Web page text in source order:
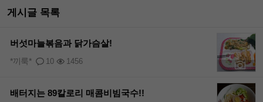
게시글 목록
버섯마늘볶음과 닭가슴살!
10 1456
*끼룩*
배터지는 89칼로리 매콤비빔국수!!